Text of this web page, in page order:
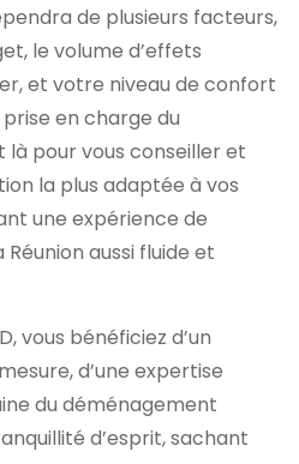
de plusieurs facteurs,
le volume d’effets
et votre niveau de confort
en charge du
là pour vous conseiller et
la plus adaptée à vos
une expérience de
aussi fluide et
vous bénéficiez d’un
d’une expertise
du déménagement
d’esprit, sachant